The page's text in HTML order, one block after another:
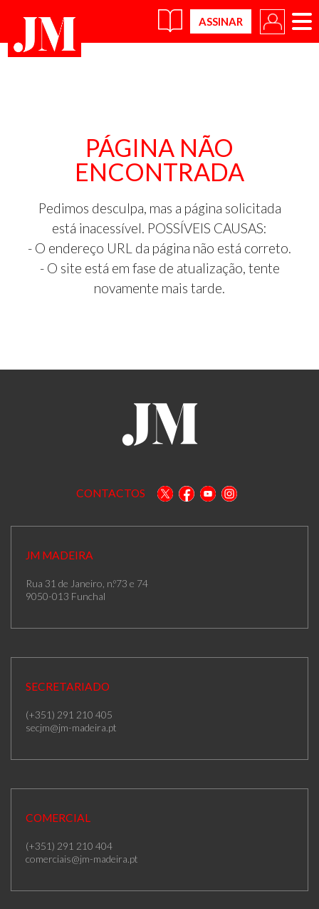
×
PÁGINA NÃO
ENCONTRADA
Pedimos desculpa, mas a página solicitada
está inacessível. POSSÍVEIS CAUSAS:
- O endereço URL da página não está correto.
- O site está em fase de atualização, tente
novamente mais tarde.
CONTACTOS
JM MADEIRA
Rua 31 de Janeiro, n.º73 e 74
9050-013 Funchal
SECRETARIADO
(+351) 291 210 405
secjm@jm-madeira.pt
COMERCIAL
(+351) 291 210 404
comerciais@jm-madeira.pt